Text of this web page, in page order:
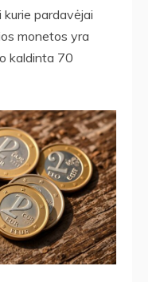
pardavėjai
monetos yra
kaldinta 70